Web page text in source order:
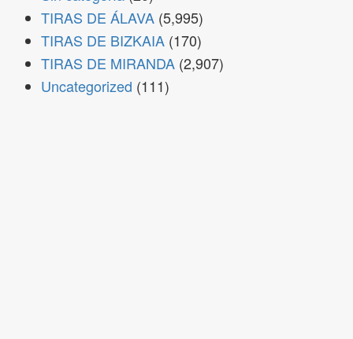
TIRAS DE ÁLAVA (5,995)
TIRAS DE BIZKAIA (170)
TIRAS DE MIRANDA (2,907)
Uncategorized (111)